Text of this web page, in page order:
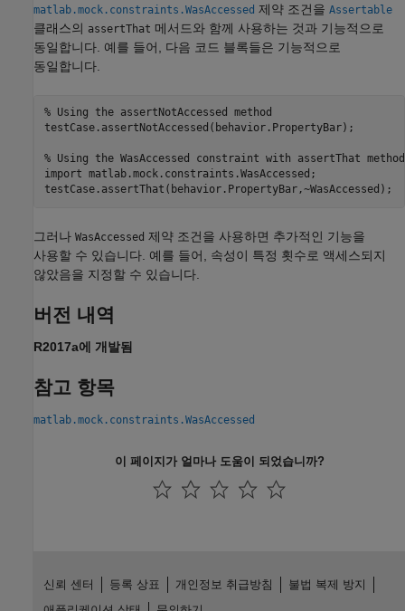
matlab.mock.constraints.WasAccessed 제약 조건을 Assertable
클래스의 assertThat 메서드와 함께 사용하는 것과 기능적으로
동일합니다. 예를 들어, 다음 코드 블록들은 기능적으로
동일합니다.
% Using the assertNotAccessed method
testCase.assertNotAccessed(behavior.PropertyBar);
% Using the WasAccessed constraint with assertThat method
import matlab.mock.constraints.WasAccessed ;
testCase.assertThat(behavior.PropertyBar,~WasAccessed);
그러나 WasAccessed 제약 조건을 사용하면 추가적인 기능을
사용할 수 있습니다. 예를 들어, 속성이 특정 횟수로 액세스되지
않았음을 지정할 수 있습니다.
버전 내역
R2017a에 개발됨
참고 항목
matlab.mock.constraints.WasAccessed
이 페이지가 얼마나 도움이 되었습니까?
신뢰 센터 등록 상표 개인정보 취급방침
불법 복제 방지